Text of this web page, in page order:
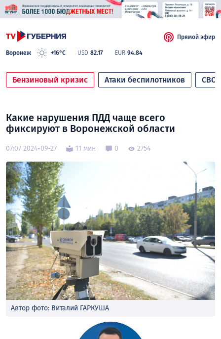
Воронеж +16°C USD 82.17 EUR 94.84
Прямой эфир
Бензиновый кризис Атаки беспилотников СВО
Какие нарушения ПДД чаще всего
фиксируют в Воронежской области
07:07 2024-09-27 11 мин 0 2754
Автор фото: Виталий ГАРКУША